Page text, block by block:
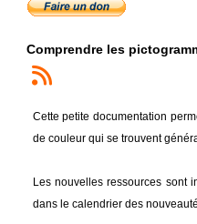
Comprendre les
Cette petite documentation
de couleur qui se trouvent
Les nouvelles ressources sont
dans le calendrier des